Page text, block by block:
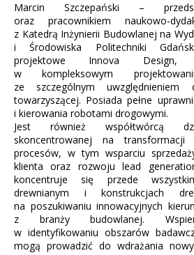
Marcin Szczepański –
oraz pracownikiem naukowo-
z Katedrą Inżynierii Budowlanej na
i Środowiska Politechniki
projektowe Innova Design,
w kompleksowym
ze szczególnym
towarzyszącej. Posiada pełne
i kierowania robotami drogowymi.
Jest również współtwórcą
skoncentrowanej na
procesów, w tym wsparciu
klienta oraz rozwoju lead
koncentruje się przede
drewnianym i konstrukcjach
na poszukiwaniu innowacyjnych
z branży budowlanej.
w identyfikowaniu obszarów
mogą prowadzić do wdrażania